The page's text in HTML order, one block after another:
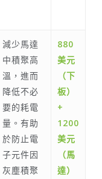
減少馬達
中積聚高
溫，進而
降低不必
要的耗電
量。有助
於防止電
子元件因
灰塵積聚
880
美元
（下
板）
+
1200
美元
（馬
達）